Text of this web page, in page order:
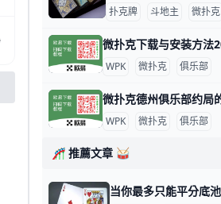
扑克牌 斗地主 微扑克
WPK 微扑克 俱乐部
WPK 微扑克 俱乐部
🎢 推薦文章 🥁